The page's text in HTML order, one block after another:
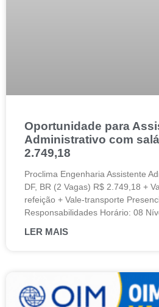
Oportunidade para
Administrativo com
2.749,18
Proclima Engenharia Assistente
DF, BR (2 Vagas) R$ 2.749,18 +
refeição + Vale-transporte
Responsabilidades Horário: 08
LER MAIS